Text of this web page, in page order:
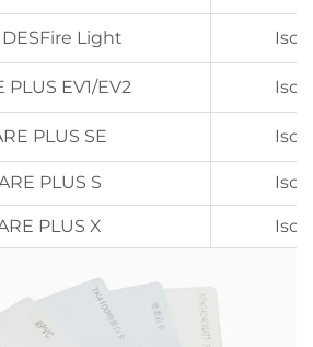
Light
PLUS EV1/EV2
PLUS SE
PLUS S
PLUS X